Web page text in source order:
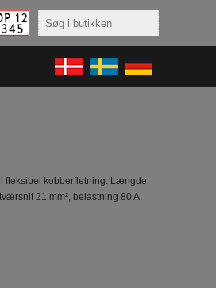
fleksibel kobberfletning. Længde
21 mm², belastning 80 A.